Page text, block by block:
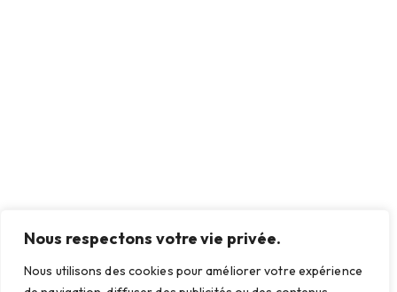
Nous respectons votre vie privée.
Nous utilisons des cookies pour améliorer votre expérience